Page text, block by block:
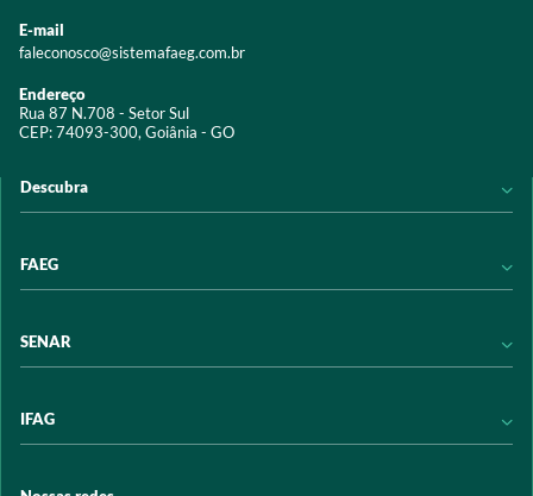
E-mail
faleconosco@sistemafaeg.com.br
Endereço
Rua 87 N.708 - Setor Sul
CEP: 74093-300, Goiânia - GO
Descubra
Acervo digital
Programas e Serviços
Trabalhe conosco
FAEG
Transparência
SENAR
Transparência
IFAG